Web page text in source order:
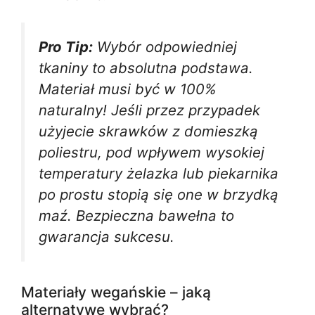
Pro Tip: Wybór odpowiedniej
tkaniny to absolutna podstawa.
Materiał musi być w 100%
naturalny! Jeśli przez przypadek
użyjecie skrawków z domieszką
poliestru, pod wpływem wysokiej
temperatury żelazka lub piekarnika
po prostu stopią się one w brzydką
maź. Bezpieczna bawełna to
gwarancja sukcesu.
Materiały wegańskie – jaką
alternatywę wybrać?